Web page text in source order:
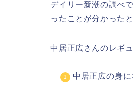
デイリー新潮の調べ
ったことが分かった
中居正広さんのレギ
中居正広の身